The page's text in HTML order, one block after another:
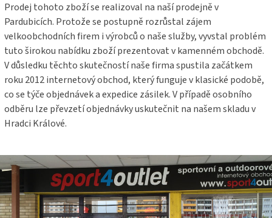
Prodej tohoto zboží se realizoval na naší prodejně v
Pardubicích. Protože se postupně rozrůstal zájem
velkoobchodních firem i výrobců o naše služby, vyvstal problém
tuto širokou nabídku zboží prezentovat v kamenném obchodě.
V důsledku těchto skutečností naše firma spustila začátkem
roku 2012 internetový obchod, který funguje v klasické podobě,
co se týče objednávek a expedice zásilek. V případě osobního
odběru lze převzetí objednávky uskutečnit na našem skladu v
Hradci Králové.